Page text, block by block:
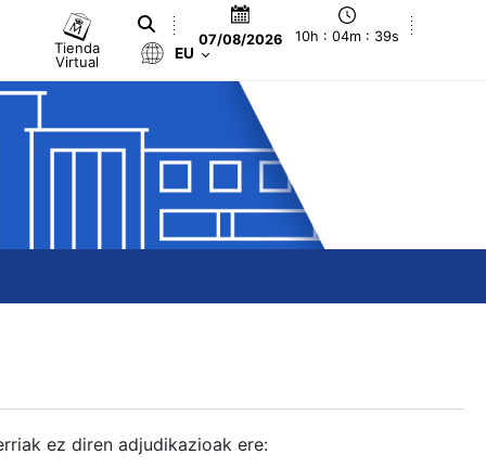
Tienda
Virtual
07/08/2026 10h : 04m : 39s
EU
ez diren adjudikazioak ere: